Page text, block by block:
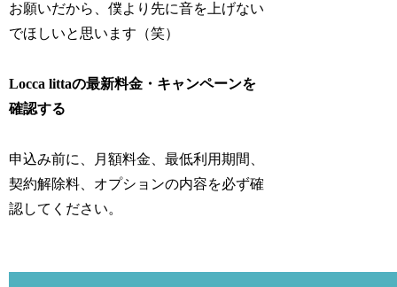
お願いだから、僕より先に音を上げない
でほしいと思います（笑）
Locca littaの最新料金・キャンペーンを
確認する
申込み前に、月額料金、最低利用期間、
契約解除料、オプションの内容を必ず確
認してください。